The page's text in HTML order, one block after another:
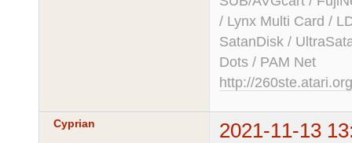
/ Lynx Multi Card /
SatanDisk /
Dots / PAM Net
http://260ste.atari.org
Cyprian 2021-11-13